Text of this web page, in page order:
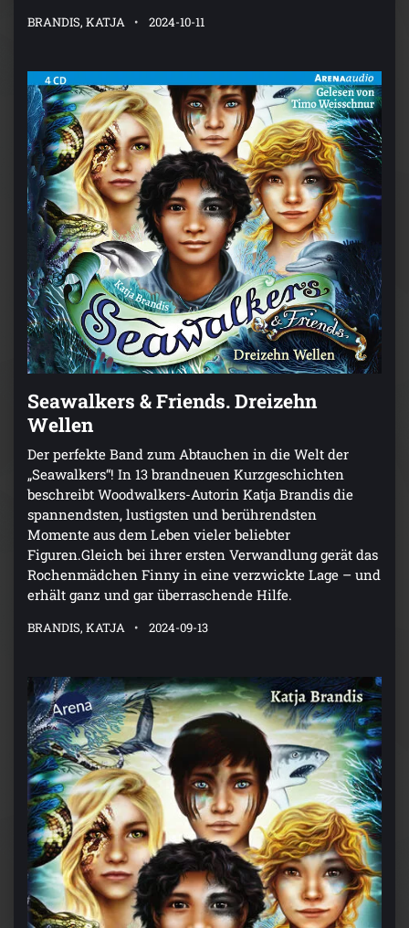
BRANDIS, KATJA 2024-10-11
Seawalkers & Friends. Dreizehn
Wellen
Der perfekte Band zum Abtauchen in die Welt der
„Seawalkers“! In 13 brandneuen Kurzgeschichten
beschreibt Woodwalkers-Autorin Katja Brandis die
spannendsten, lustigsten und berührendsten
Momente aus dem Leben vieler beliebter
Figuren.Gleich bei ihrer ersten Verwandlung gerät das
Rochenmädchen Finny in eine verzwickte Lage – und
erhält ganz und gar überraschende Hilfe.
BRANDIS, KATJA 2024-09-13